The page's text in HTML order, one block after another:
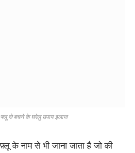
फ्लू से बचने के घरेलु उपाय इलाज
के नाम से भी जाना जाता है जो की